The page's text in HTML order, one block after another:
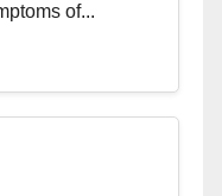
of...